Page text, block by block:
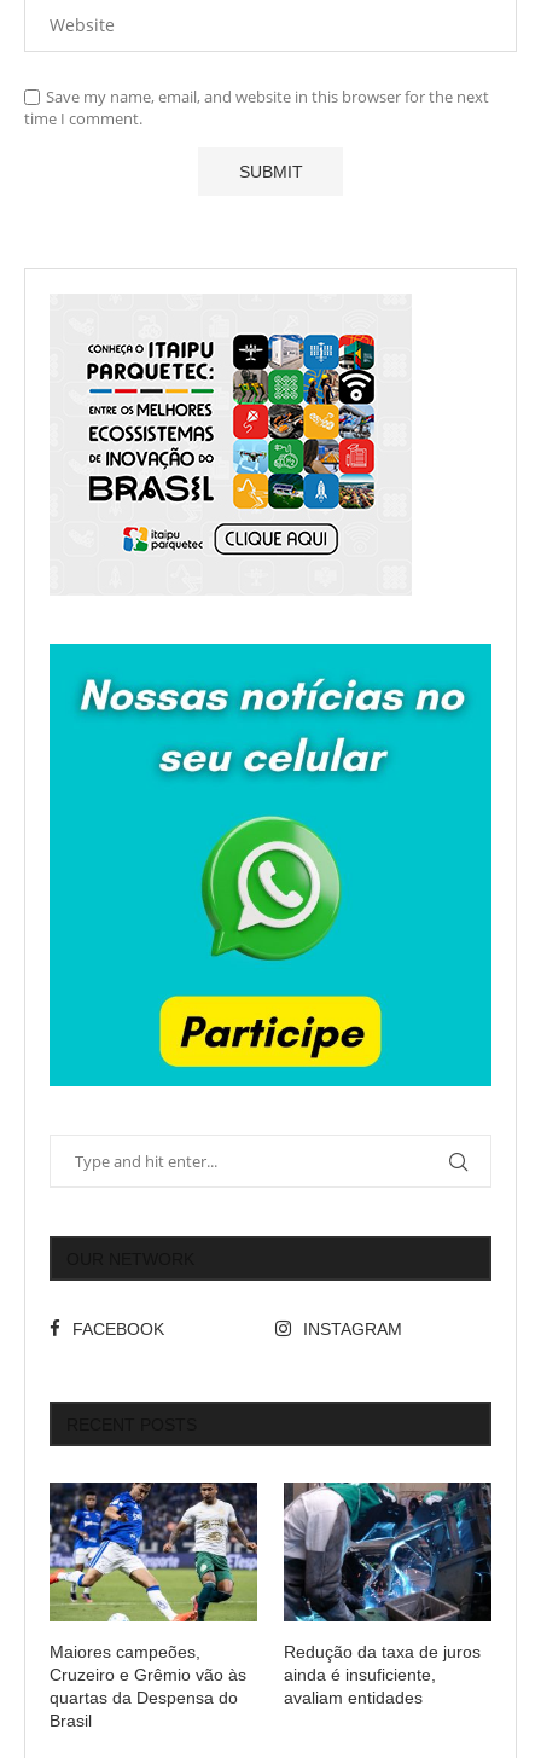
Save my name, email, and website in this browser for the next
time I comment.
FACEBOOK INSTAGRAM
Maiores campeões,
Cruzeiro e Grêmio vão às
quartas da Despensa do
Brasil
Redução da taxa de juros
ainda é insuficiente,
avaliam entidades